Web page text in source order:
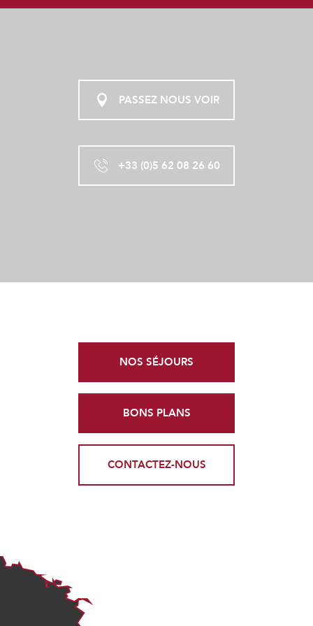
PASSEZ NOUS VOIR
+33 (0)5 62 08 26 60
NOS SÉJOURS
BONS PLANS
CONTACTEZ-NOUS